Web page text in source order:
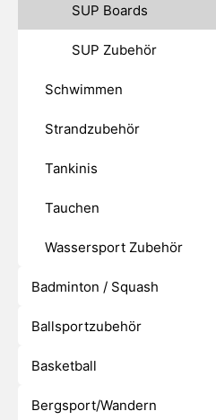
SUP Boards
SUP Zubehör
Schwimmen
Strandzubehör
Tankinis
Tauchen
Wassersport Zubehör
Badminton / Squash
Ballsportzubehör
Basketball
Bergsport/Wandern